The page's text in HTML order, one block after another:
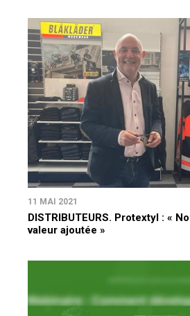
11 MAI 2021
DISTRIBUTEURS. Protextyl : «
valeur ajoutée »